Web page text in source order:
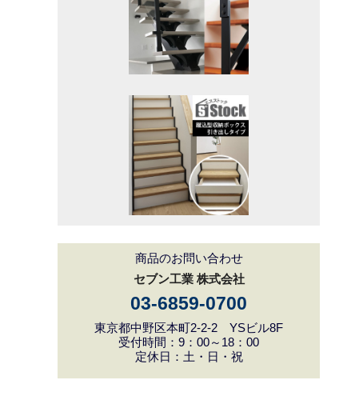
商品のお問い合わせ
セブン工業 株式会社
03-6859-0700
東京都中野区本町2-2-2 YSビル8F
受付時間：9：00～18：00
定休日：土・日・祝